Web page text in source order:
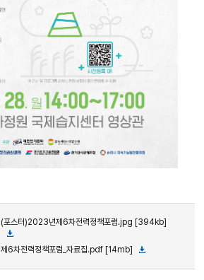
(포스터)2023년제6차전력정책포럼.jpg [394kb]
제6차전력정책포럼_자료집.pdf [14mb]